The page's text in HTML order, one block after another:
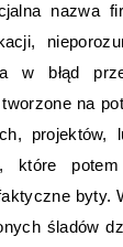
nazwa
w błąd
na
które
byty.
śladów